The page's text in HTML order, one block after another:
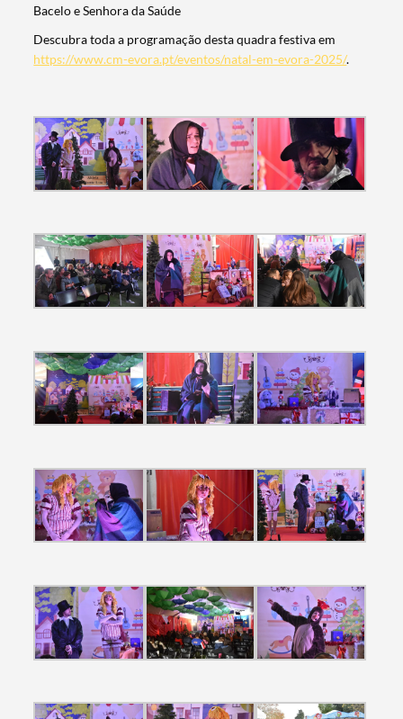
Bacelo e Senhora da Saúde
Descubra toda a programação desta quadra festiva em
https://www.cm-evora.pt/eventos/natal-em-evora-2025/.